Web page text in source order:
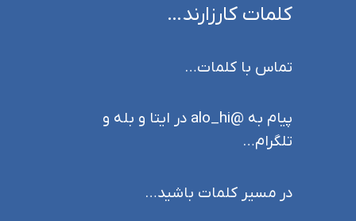
کلمات کارزارند…
تماس با کلمات…
پیام به @alo_hi در ایتا و بله و
تلگرام…
در مسیر کلمات باشید…